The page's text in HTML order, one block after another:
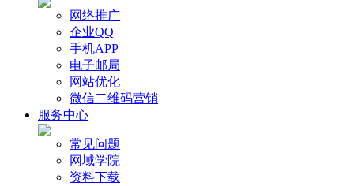
网络推广
企业QQ
手机APP
电子邮局
网站优化
微信二维码营销
服务中心
常见问题
网域学院
资料下载